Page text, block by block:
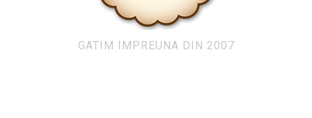
GATIM IMPREUNA DIN 2007